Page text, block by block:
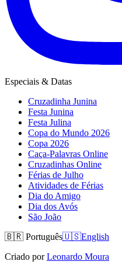
Especiais & Datas
Cruzadinha Junina
Festa Junina
Festa Julina
Copa do Mundo 2026
Copa 2026
Caça-Palavras Online
Cruzadinhas Online
Férias de Julho
Atividades de Férias
Dia do Amigo
Dia dos Avós
São João
🇧🇷 Português🇺🇸English
Criado por Leonardo Moura